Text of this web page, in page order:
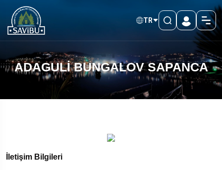
TR
ADAGULİ BUNGALOV SAPANCA
İletişim Bilgileri